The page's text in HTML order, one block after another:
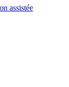
assistée